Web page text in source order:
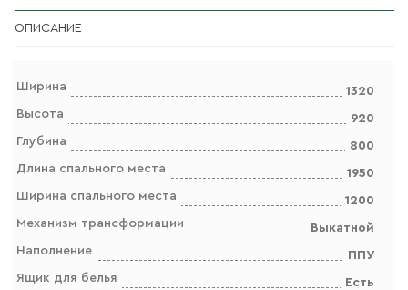
ОПИСАНИЕ
Ширина
1320
Высота
920
Глубина
800
Длина спального места
1950
Ширина спального места
1200
Механизм трансформации
Выкатной
Наполнение
ППУ
Ящик для белья
Есть